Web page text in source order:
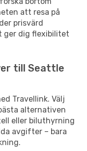
att resa på
prisvärd
ger dig flexibilitet
till Seattle
Travellink. Välj
alternativen
eller biluthyrning
avgifter – bara